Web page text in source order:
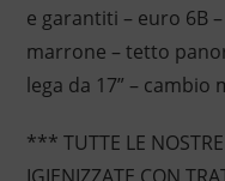
e garantiti – euro 6B
marrone – tetto
lega da 17” –
*** TUTTE LE